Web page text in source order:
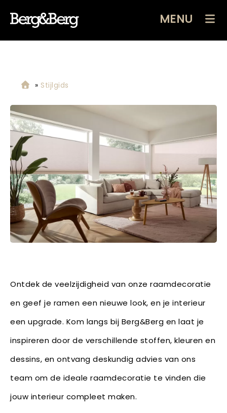
MENU
» Stijlgids
Ontdek de veelzijdigheid van onze raamdecoratie
en geef je ramen een nieuwe look, en je interieur
een upgrade. Kom langs bij Berg&Berg en laat je
inspireren door de verschillende stoffen, kleuren en
dessins, en ontvang deskundig advies van ons
team om de ideale raamdecoratie te vinden die
jouw interieur compleet maken.